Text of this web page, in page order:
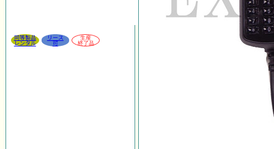
同等製品
レンタル
リース
可
生産
終了品